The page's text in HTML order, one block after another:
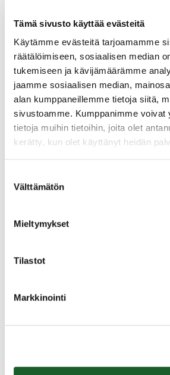
Tämä sivusto käyttää evästeitä
Käytämme evästeitä tarjoamamme
räätälöimiseen, sosiaalisen median
tukemiseen ja kävijämäärämme
jaamme sosiaalisen median,
alan kumppaneillemme tietoja siitä,
sivustoamme. Kumppanimme voivat
tietoja muihin tietoihin, joita olet
kerätty, kun olet käyttänyt heidän
valinta
Välttämätön
Mieltymykset
Tilastot
Markkinointi
KARTTU
KILVAKKALAN KYLÄT
KOVELAHTI
LAHDENPOHJAN ALUEEN KYLÄT
LUHALAHTI
MYLLYKARTTU-MANSONIEMI
PUKARA
KYLÄN ILMOITUSTAULU
LOMAKE: KYLÄN SIVUJEN